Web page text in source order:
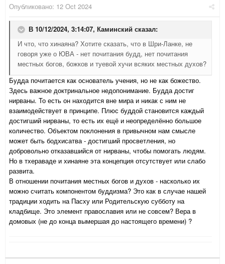
Опубликовано: 12 Oct 2024
В 10/12/2024, 3:14:07, Каминский сказал:
И что, что хинаяна? Хотите сказать, что в Шри-Ланке, не
говоря уже о ЮВА - нет почитания будд, нет почитания
местных богов, божков и туевой хучи всяких местных духов?
Будда почитается как основатель учения, но не как божество.
Здесь важное доктринальное недопонимание. Будда достиг
нирваны. То есть он находится вне мира и никак с ним не
взаимодействует в принципе. Плюс буддой становится каждый
достигший нирваны, то есть их ещё и неопределённо большое
количество. Объектом поклонения в привычном нам смысле
может быть бодхисатва - достигший просветления, но
добровольно отказавшийся от нирваны, чтобы помогать людям.
Но в тхераваде и хинаяне эта концепция отсутствует или слабо
развита.
В отношении почитания местных богов и духов - насколько их
можно считать компонентом буддизма? Это как в случае нашей
традиции ходить на Пасху или Родительскую субботу на
кладбище. Это элемент православия или не совсем? Вера в
домовых (не до конца вымершая до настоящего времени) ?